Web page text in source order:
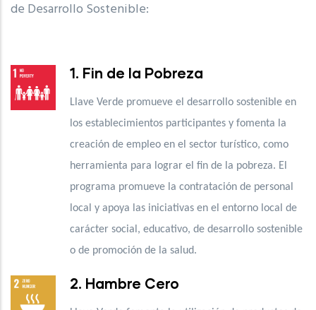
de Desarrollo Sostenible:
1. Fin de la Pobreza
Llave Verde promueve el desarrollo sostenible en
los establecimientos participantes y fomenta la
creación de empleo en el sector turístico, como
herramienta para lograr el fin de la pobreza. El
programa promueve la contratación de personal
local y apoya las iniciativas en el entorno local de
carácter social, educativo, de desarrollo sostenible
o de promoción de la salud.
2. Hambre Cero